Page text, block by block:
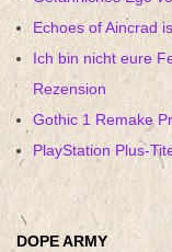
Echoes of Aincrad
Ich bin nicht eure
Rezension
Gothic 1 Remake
PlayStation Plus-
DOPE ARMY